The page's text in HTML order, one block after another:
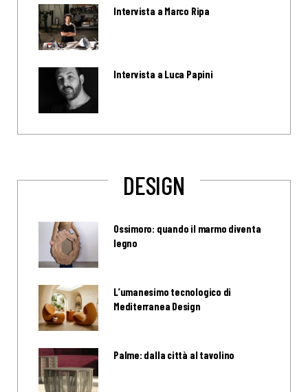
Intervista a Marco Ripa
Intervista a Luca Papini
DESIGN
Ossimoro: quando il marmo diventa
legno
L’umanesimo tecnologico di
Mediterranea Design
Palme: dalla città al tavolino